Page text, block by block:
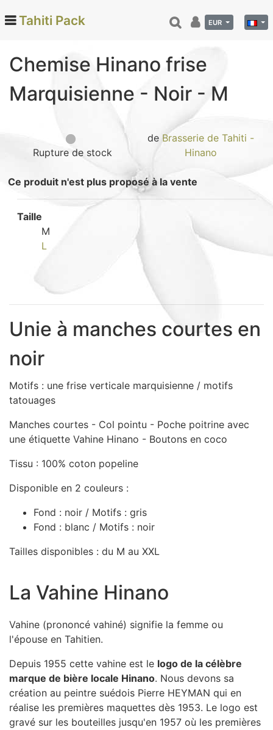
Monoi de Tahiti (66)
Noix de coco (24)
Vanille de Tahiti (26)
Epicerie fine (72)
Calendriers et agenda (6)
Danse tahitienne (29)
Sacs, Bijoux et Accessoires (33)
Loisirs (19)
Nos Box (12)
Promotions
Informations
Nous contacter
Tahiti Pack EUR
Chemise Hinano frise
Marquisienne - Noir - M
Rupture de stock
de Brasserie de Tahiti -
Hinano
Ce produit n'est plus proposé à la vente
Taille
M
L
Unie à manches courtes en
noir
Motifs : une frise verticale marquisienne / motifs
tatouages
Manches courtes - Col pointu - Poche poitrine avec
une étiquette Vahine Hinano - Boutons en coco
Tissu : 100% coton popeline
Disponible en 2 couleurs :
Fond : noir / Motifs : gris
Fond : blanc / Motifs : noir
Tailles disponibles : du M au XXL
La Vahine Hinano
Vahine (prononcé vahiné) signifie la femme ou
l'épouse en Tahitien.
Depuis 1955 cette vahine est le logo de la célèbre
marque de bière locale Hinano. Nous devons sa
création au peintre suédois Pierre HEYMAN qui en
réalise les premières maquettes dès 1953. Le logo est
gravé sur les bouteilles jusqu'en 1957 où les premières